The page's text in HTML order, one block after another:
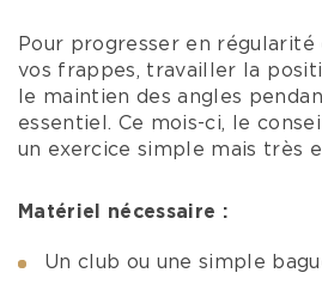
Pour progresser en
vos frappes, travailler la
le maintien des angles
essentiel. Ce mois-ci, le
un exercice simple mais très
Matériel nécessaire :
Un club ou une simple